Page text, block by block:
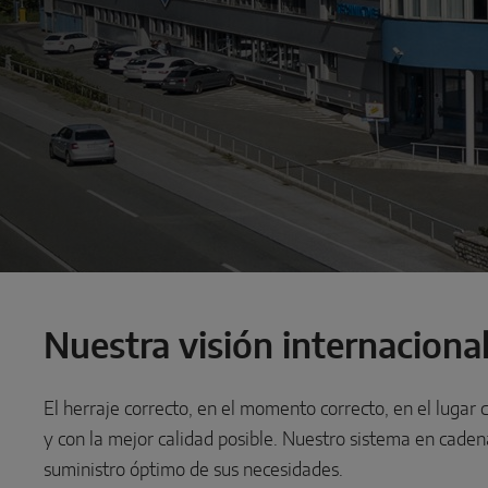
Nuestra visión
El herraje correcto, en el momento correcto, en el lugar
y con la mejor calidad posible. Nuestro sistema en
suministro óptimo de sus necesidades.